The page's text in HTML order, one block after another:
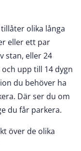
olika långa
eller ett par
stan, eller 24
upp till 14 dygn
du behöver ha
Där ser du om
du får parkera.
över de olika